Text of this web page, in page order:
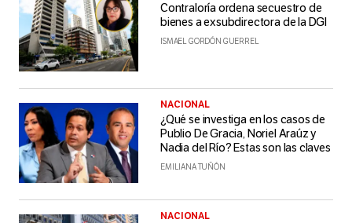
Contraloría ordena secuestro de
bienes a exsubdirectora de la DGI
ISMAEL GORDÓN GUERREL
NACIONAL
¿Qué se investiga en los casos de
Publio De Gracia, Noriel Araúz y
Nadia del Río? Estas son las claves
EMILIANA TUÑÓN
NACIONAL